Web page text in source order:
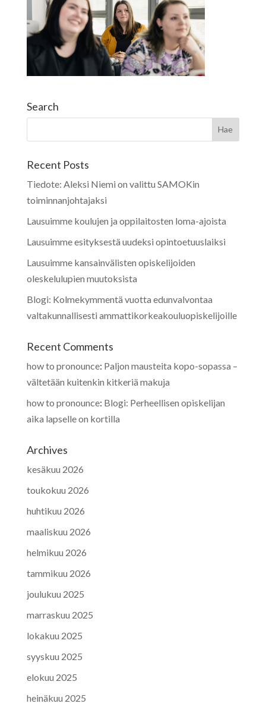
Search
Recent Posts
Tiedote: Aleksi Niemi on valittu SAMOKin
toiminnanjohtajaksi
Lausuimme koulujen ja oppilaitosten loma-ajoista
Lausuimme esityksestä uudeksi opintoetuuslaiksi
Lausuimme kansainvälisten opiskelijoiden
oleskelulupien muutoksista
Blogi: Kolmekymmentä vuotta edunvalvontaa
valtakunnallisesti ammattikorkeakouluopiskelijoille
Recent Comments
how to pronounce: Paljon mausteita kopo-sopassa –
vältetään kuitenkin kitkeriä makuja
how to pronounce: Blogi: Perheellisen opiskelijan
aika lapselle on kortilla
Archives
kesäkuu 2026
toukokuu 2026
huhtikuu 2026
maaliskuu 2026
helmikuu 2026
tammikuu 2026
joulukuu 2025
marraskuu 2025
lokakuu 2025
syyskuu 2025
elokuu 2025
heinäkuu 2025